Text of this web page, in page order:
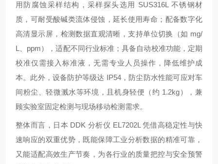
用防腐蚀采样结构，采样探头选用 SUS316L 不锈钢材
质，可耐受酸碱类流体侵蚀，延长使用寿命；配备数字化
高清显示屏，检测数据直观清晰，支持单位切换（如 mg/
L、ppm），适配不同行业标准；具备自动校准功能，定期
校准仅需接入标准液，无需专业人员操作，降低维护成
本。此外，设备防护等级达 IP54，防尘防水性能可应对车
间粉尘、轻微溅水等环境，且机身轻便（约 1.2kg），兼
顾实验室固定检测与现场移动检测需求。
整体而言，日本 DDK 分析仪 EL7202L 凭借高稳定性与快
速响应的双重优势，既能保障工业分析数据的精准可靠，
又能适配高效生产节奏，为各行业的质量把控与安全预警